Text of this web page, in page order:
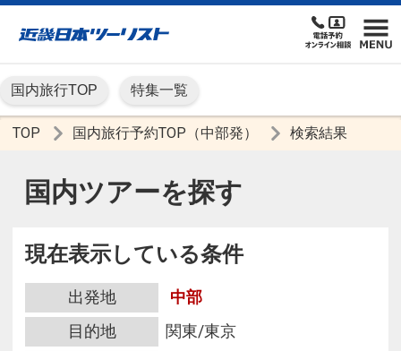
国内旅行TOP 特集一覧
TOP 国内旅行予約TOP（中部発） 検索結果
国内ツアーを探す
現在表示している条件
出発地
中部
目的地
関東/東京